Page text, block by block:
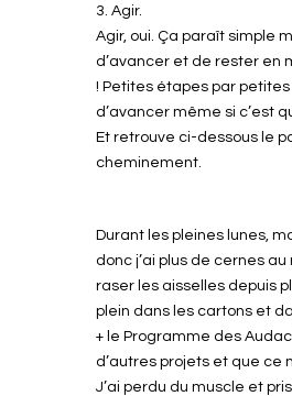
3. Agir.
Agir, oui. Ça paraît simple
d’avancer et de rester en
! Petites étapes par petites
d’avancer même si c’est
Et retrouve ci-dessous le
cheminement.
Durant les pleines lunes,
donc j’ai plus de cernes
raser les aisselles depuis
plein dans les cartons et
+ le Programme des
d’autres projets et que ce
J’ai perdu du muscle et